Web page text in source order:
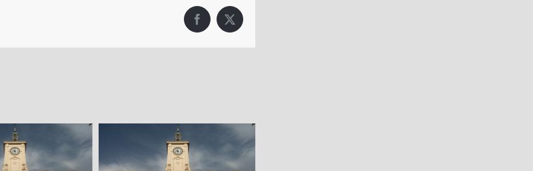
Facebook
X